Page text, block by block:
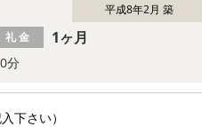
平成8年2月 築
分
礼 金 1ヶ月
下さい）